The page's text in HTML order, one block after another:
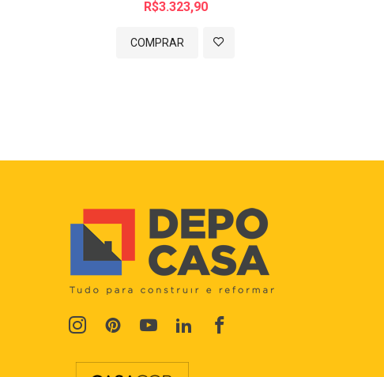
R$3.323,90
COMPRAR